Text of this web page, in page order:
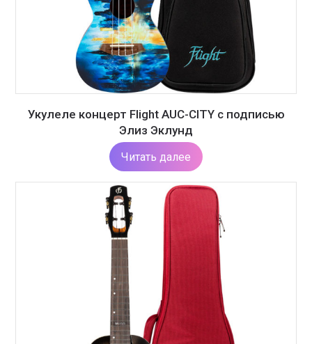
Укулеле концерт Flight AUC-CITY с подписью
Элиз Эклунд
Читать далее